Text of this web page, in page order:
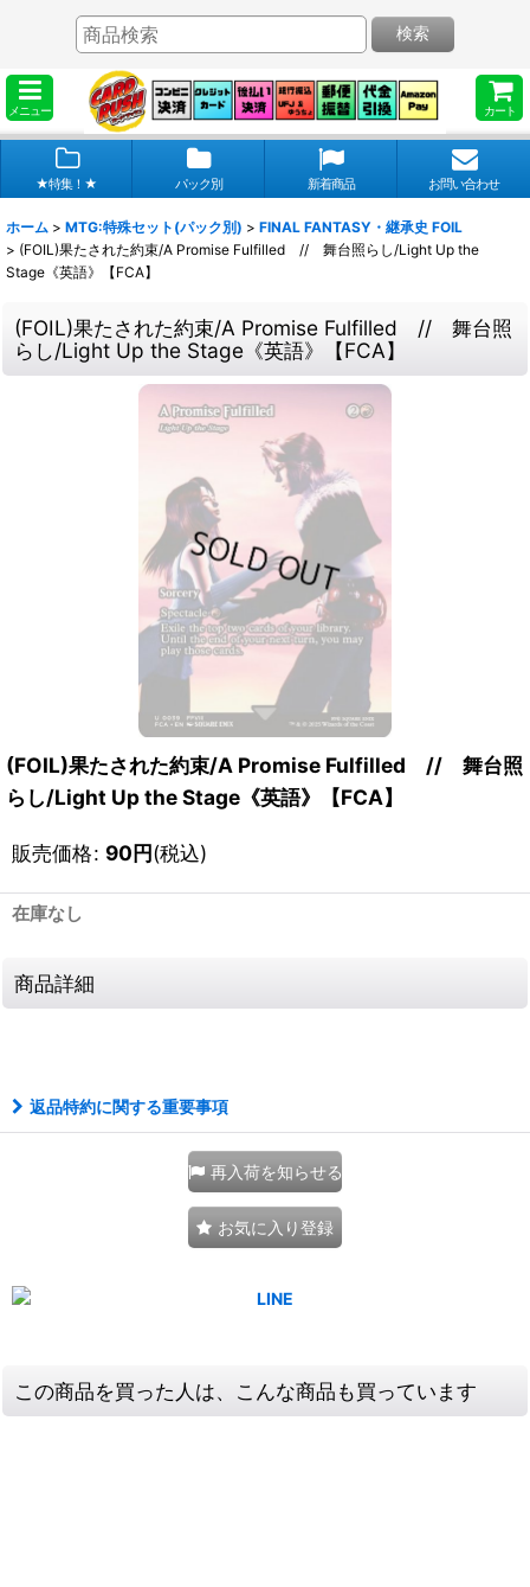
メニュー カート
検索
★特集！★ パック別 新着商品 お問い合わせ
ホーム > MTG:特殊セット(パック別) > FINAL FANTASY・継承史 FOIL
> (FOIL)果たされた約束/A Promise Fulfilled // 舞台照らし/Light Up the
Stage《英語》【FCA】
(FOIL)果たされた約束/A Promise Fulfilled // 舞台照
らし/Light Up the Stage《英語》【FCA】
(FOIL)果たされた約束/A Promise Fulfilled // 舞台照
らし/Light Up the Stage《英語》【FCA】
販売価格: 90円(税込)
在庫なし
商品詳細
返品特約に関する重要事項
再入荷を知らせる
お気に入り登録
この商品を買った人は、こんな商品も買っています